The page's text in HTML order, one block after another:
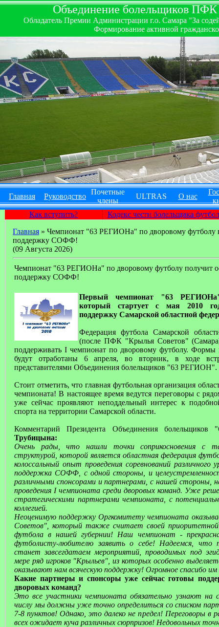
Объединение болельщиков
Обладатель Премии Администрации г.о. Самара "За
Формирование активной
Главная Руководство
Почетные
члены
ULTRAS О нас
Как вступить?
Кодекс чести болельщика
Главная » Чемпионат "63 РЕГИОНа" по дворовому футболу
поддержку СОФФ!
(09 Августа 2026)
Чемпионат "63 РЕГИОНа" по дворовому футболу получит
поддержку СОФФ!
Первый чемпионат "63
который стартует с мая 2010
поддержку Самарской областной
Федерация футбола Самарской
(после ПФК "Крылья Советов"
поддерживать I чемпионат по дворовому футболу. Формы
будут отработаны 6 апреля, во вторник, в ходе
представителями Объединения болельщиков "63 РЕГИОН".
Стоит отметить, что главная футбольная организация
чемпионата! В настоящее время ведутся переговоры с
уже сейчас проявляют неподдельный интерес к
спорта на территории Самарской области.
Комментарий Президента Объединения
Трубицына:
Очень рады, что нашли точки соприкосновения с
структурой, которой является областная федерация
колоссальный опыт проведения соревнований
поддержка СОФФ, с одной стороны, и
различными спонсорами и партнерами, с нашей стороны,
проведения I чемпионата среди дворовых команд. Уже
стратегическими партнерами чемпионата, с
коллегией.
Неоценимую поддержку Оргкомитету чемпионата
Советов", который также считает своей приоритетной
футбола в нашей губернии! Наш чемпионат -
футболисту-любителю заявить о себе! Надеемся, что
станет завсегдатаем мероприятий, проводимых под
мере ряд игроков "Крыльев", из которых особенно
оказывают нам всяческую поддержку! Огромное спасибо
Какие партнеры и спонсоры уже сейчас готовы
дворовых команд?
Это все участники чемпионата обязательно узнают на
числу мы должны уже точно определиться со списком
7-8 пунктов! Однако, это далеко не предел! Переговоры в
всех ожидает куча различных сюрпризов! Недовольных